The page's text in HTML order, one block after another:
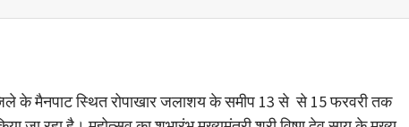
के मैनपाट स्थित रोपाखार जलाशय के समीप 13 से से 15 फरवरी तक